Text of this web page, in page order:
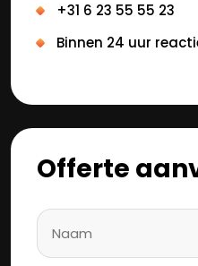
+31 6 23 55 55 23
Binnen 24 uur
Offerte